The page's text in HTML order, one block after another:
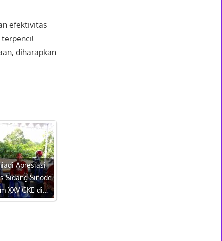
efektivitas
terpencil.
diharapkan
Apresiasi
Sidang Sinode
XXV GKE di…